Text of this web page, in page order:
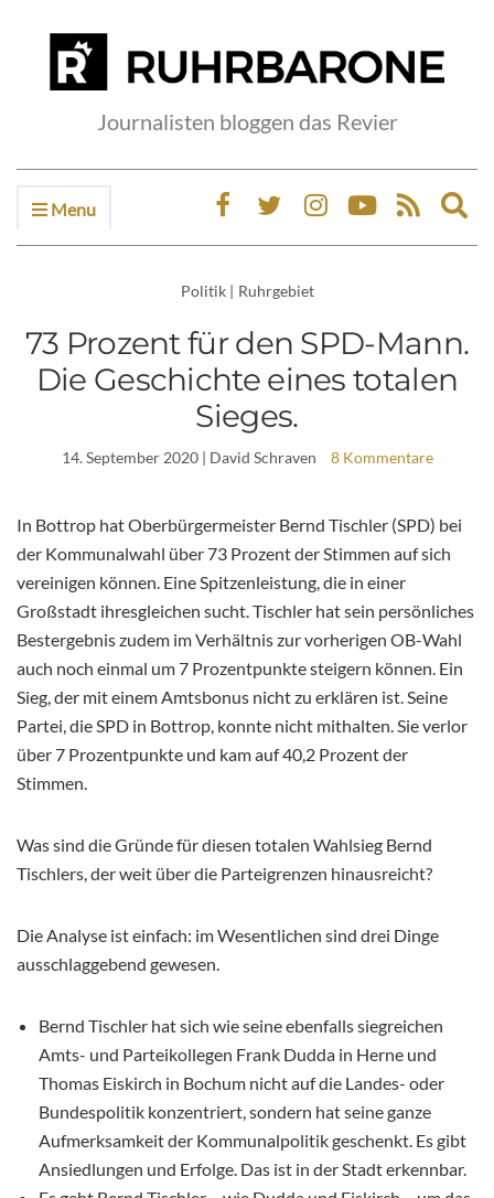
Journalisten bloggen das Revier
Menu
Politik | Ruhrgebiet
73 Prozent für den SPD-Mann.
Die Geschichte eines totalen
Sieges.
14. September 2020| David Schraven 8 Kommentare
In Bottrop hat Oberbürgermeister Bernd Tischler (SPD) bei
der Kommunalwahl über 73 Prozent der Stimmen auf sich
vereinigen können. Eine Spitzenleistung, die in einer
Großstadt ihresgleichen sucht. Tischler hat sein persönliches
Bestergebnis zudem im Verhältnis zur vorherigen OB-Wahl
auch noch einmal um 7 Prozentpunkte steigern können. Ein
Sieg, der mit einem Amtsbonus nicht zu erklären ist. Seine
Partei, die SPD in Bottrop, konnte nicht mithalten. Sie verlor
über 7 Prozentpunkte und kam auf 40,2 Prozent der
Stimmen.
Was sind die Gründe für diesen totalen Wahlsieg Bernd
Tischlers, der weit über die Parteigrenzen hinausreicht?
Die Analyse ist einfach: im Wesentlichen sind drei Dinge
ausschlaggebend gewesen.
Bernd Tischler hat sich wie seine ebenfalls siegreichen
Amts- und Parteikollegen Frank Dudda in Herne und
Thomas Eiskirch in Bochum nicht auf die Landes- oder
Bundespolitik konzentriert, sondern hat seine ganze
Aufmerksamkeit der Kommunalpolitik geschenkt. Es gibt
Ansiedlungen und Erfolge. Das ist in der Stadt erkennbar.